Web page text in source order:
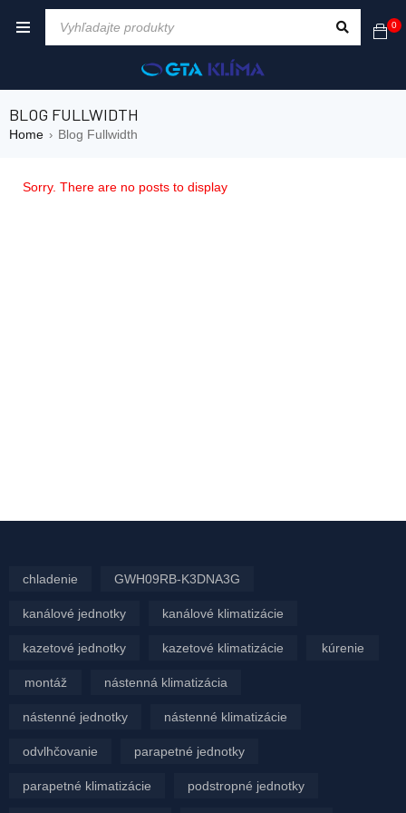
0
BLOG FULLWIDTH
Home › Blog Fullwidth
Sorry. There are no posts to display
chladenie GWH09RB-K3DNA3G
kanálové jednotky kanálové klimatizácie
kazetové jednotky kazetové klimatizácie kúrenie
montáž nástenná klimatizácia
nástenné jednotky nástenné klimatizácie
odvlhčovanie parapetné jednotky
parapetné klimatizácie podstropné jednotky